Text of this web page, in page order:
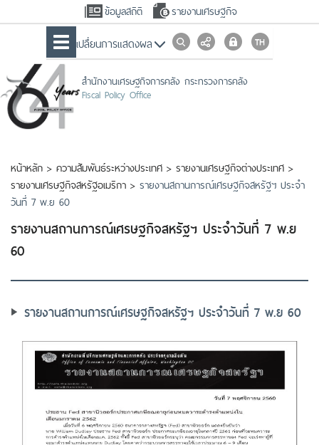
ข้อมูลสถิติ รายงานเศรษฐกิจ
เปลื่ยนการแสดงผล
สำนักงานเศรษฐกิจการคลัง กระทรวงการคลัง
Fiscal Policy Office
หน้าหลัก > ความสัมพันธ์ระหว่างประเทศ > รายงานเศรษฐกิจต่างประเทศ >
รายงานเศรษฐกิจสหรัฐอเมริกา > รายงานสถานการณ์เศรษฐกิจสหรัฐฯ ประจำ
วันที่ 7 พ.ย 60
รายงานสถานการณ์เศรษฐกิจสหรัฐฯ ประจำวันที่ 7 พ.ย
60
รายงานสถานการณ์เศรษฐกิจสหรัฐฯ ประจำวันที่ 7 พ.ย 60